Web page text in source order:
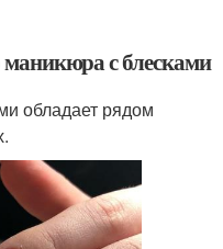
с блесками
обладает рядом